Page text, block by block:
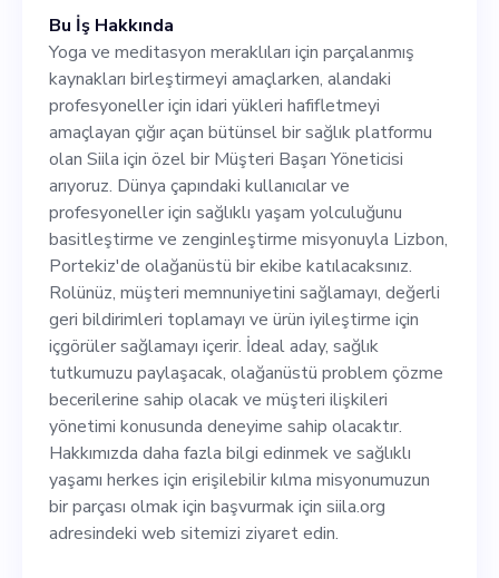
basitleştirme ve
zenginleştirme misyonuyla
Lizbon, Portekiz'de
olağanüstü bir ekibe
katılacaksınız. Rolünüz,
müşteri memnuniyetini
sağlamayı, değerli geri
bildirimleri toplamayı ve
ürün iyileştirme için
içgörüler sağlamayı içerir.
İdeal aday, sağlık tutkumuzu
paylaşacak, olağanüstü
problem çözme becerilerine
Bu İş Hakkında
Yoga ve meditasyon meraklıları için parçalanmış
kaynakları birleştirmeyi amaçlarken, alandaki
profesyoneller için idari yükleri hafifletmeyi
amaçlayan çığır açan bütünsel bir sağlık platformu
olan Siila için özel bir Müşteri Başarı Yöneticisi
arıyoruz. Dünya çapındaki kullanıcılar ve
profesyoneller için sağlıklı yaşam yolculuğunu
basitleştirme ve zenginleştirme misyonuyla Lizbon,
Portekiz'de olağanüstü bir ekibe katılacaksınız.
Rolünüz, müşteri memnuniyetini sağlamayı, değerli
geri bildirimleri toplamayı ve ürün iyileştirme için
içgörüler sağlamayı içerir. İdeal aday, sağlık
tutkumuzu paylaşacak, olağanüstü problem çözme
becerilerine sahip olacak ve müşteri ilişkileri
yönetimi konusunda deneyime sahip olacaktır.
Hakkımızda daha fazla bilgi edinmek ve sağlıklı
yaşamı herkes için erişilebilir kılma misyonumuzun
bir parçası olmak için başvurmak için siila.org
adresindeki web sitemizi ziyaret edin.